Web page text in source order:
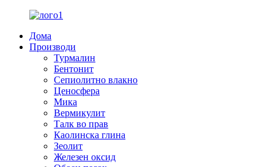
Дома
Производи
Турмалин
Бентонит
Сепиолитно влакно
Ценосфера
Мика
Вермикулит
Талк во прав
Каолинска глина
Зеолит
Железен оксид